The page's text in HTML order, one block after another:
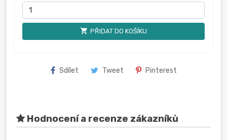
shopping_cart PŘIDAT DO KOŠÍKU
Sdílet Tweet Pinterest
Hodnocení a recenze zákazníků